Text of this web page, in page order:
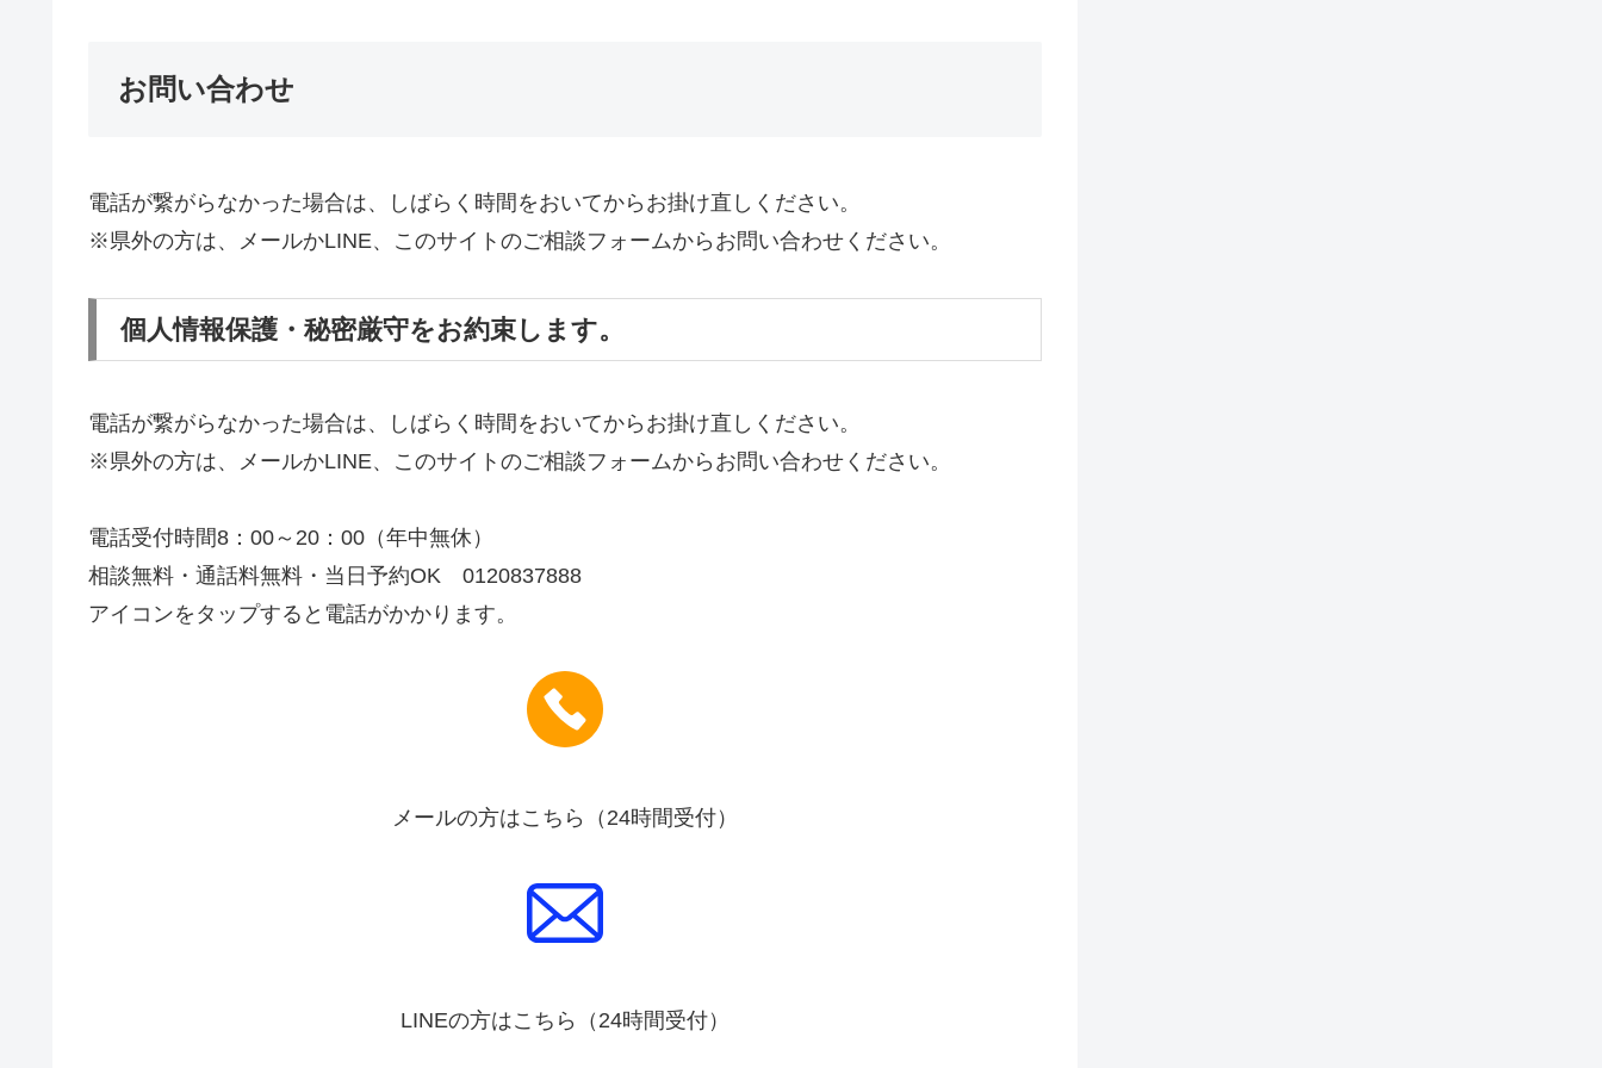
お問い合わせ
電話が繋がらなかった場合は、しばらく時間をおいてからお掛け直しください。
※県外の方は、メールかLINE、このサイトのご相談フォームからお問い合わせください。
個人情報保護・秘密厳守をお約束します。
電話が繋がらなかった場合は、しばらく時間をおいてからお掛け直しください。
※県外の方は、メールかLINE、このサイトのご相談フォームからお問い合わせください。
電話受付時間8：00～20：00（年中無休）
相談無料・通話料無料・当日予約OK 0120837888
アイコンをタップすると電話がかかります。
メールの方はこちら（24時間受付）
LINEの方はこちら（24時間受付）